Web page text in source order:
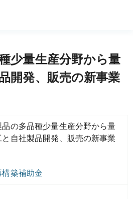
少量生産分野から量
開発、販売の新事業
品の多品種少量生産分野から量
と自社製品開発、販売の新事業
構築補助金